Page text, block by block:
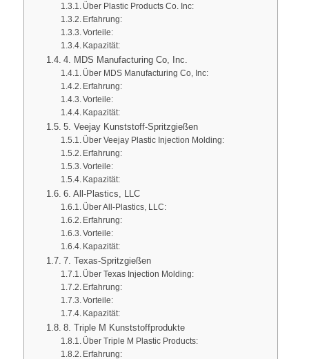
Über Plastic Products Co. Inc:
Erfahrung:
Vorteile:
Kapazität:
4. MDS Manufacturing Co, Inc.
Über MDS Manufacturing Co, Inc:
Erfahrung:
Vorteile:
Kapazität:
5. Veejay Kunststoff-Spritzgießen
Über Veejay Plastic Injection Molding:
Erfahrung:
Vorteile:
Kapazität:
6. All-Plastics, LLC
Über All-Plastics, LLC:
Erfahrung:
Vorteile:
Kapazität:
7. Texas-Spritzgießen
Über Texas Injection Molding:
Erfahrung:
Vorteile:
Kapazität:
8. Triple M Kunststoffprodukte
Über Triple M Plastic Products:
Erfahrung: